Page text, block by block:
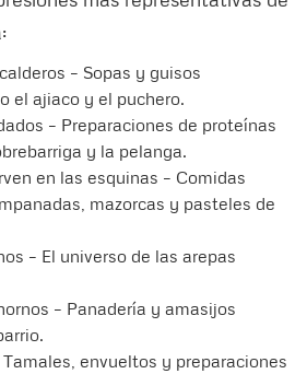
– Sopas y guisos
el ajiaco y el puchero.
– Preparaciones de proteínas
y la pelanga.
en las esquinas – Comidas
mazorcas y pasteles de
– El universo de las arepas
– Panadería y amasijos
envueltos y preparaciones